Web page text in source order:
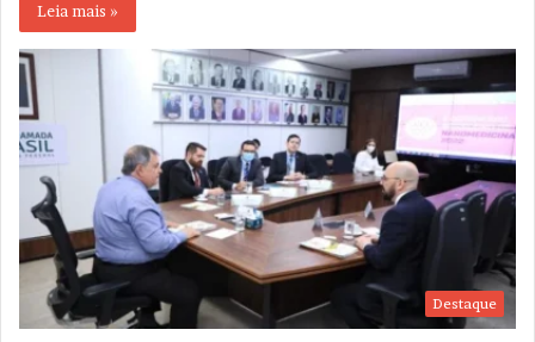
Leia mais »
Destaque